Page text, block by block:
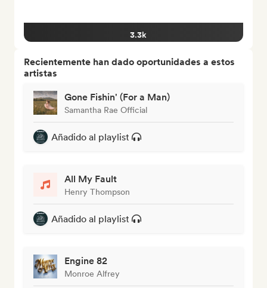
3.3k
Recientemente han dado oportunidades a estos
artistas
Gone Fishin' (For a Man)
Samantha Rae Official
Añadido al playlist
All My Fault
Henry Thompson
Añadido al playlist
Engine 82
Monroe Alfrey